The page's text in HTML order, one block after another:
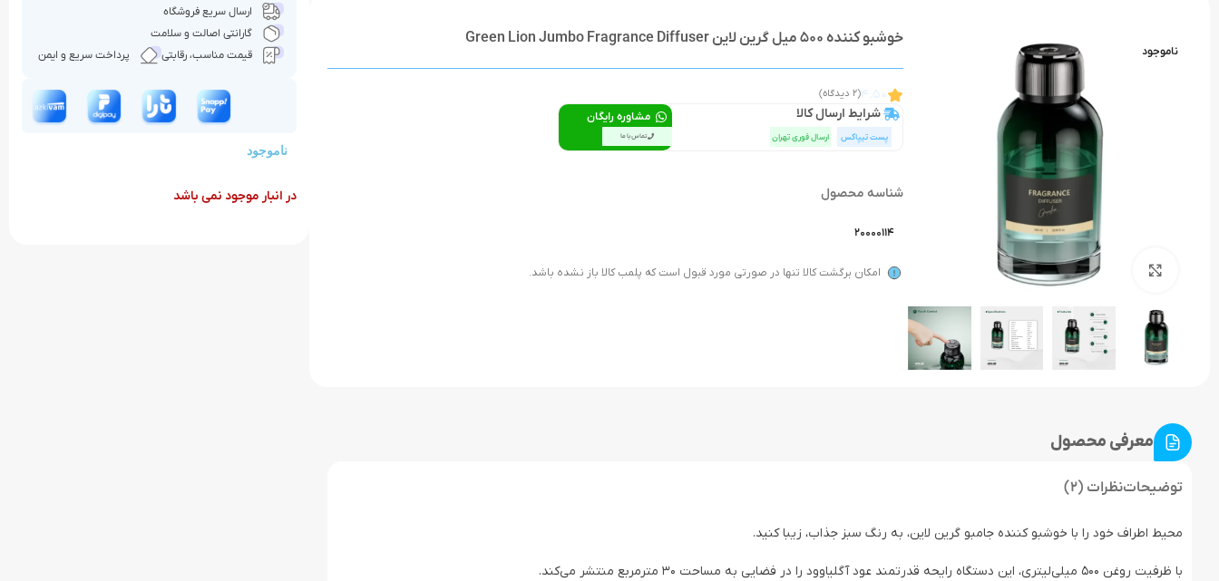
ناموجود
بزرگنمایی تصویر
خوشبو کننده 500 میل گرین لاین Green Lion Jumbo Fragrance Diffuser
(2 دیدگاه)
شرایط ارسال کالا
پست تیپاکس ارسال فوری تهران
مشاوره رایگان
تماس با ما
شناسه محصول
20000114
امکان برگشت کالا تنها در صورتی مورد قبول است که پلمب کالا باز نشده باشد.
معرفی محصول
توضیحاتنظرات (2)
محیط اطراف خود را با خوشبو کننده جامبو گرین لاین، به رنگ سبز جذاب، زیبا کنید.
با ظرفیت روغن 500 میلی‌لیتری، این دستگاه رایحه قدرتمند عود آگلیاوود را در فضایی به مساحت 30 مترمربع منتشر می‌کند.
ارسال سریع فروشگاه
گارانتی اصالت و سلامت
قیمت مناسب، رقابتی
پرداخت سریع و ایمن
ناموجود
در انبار موجود نمی باشد